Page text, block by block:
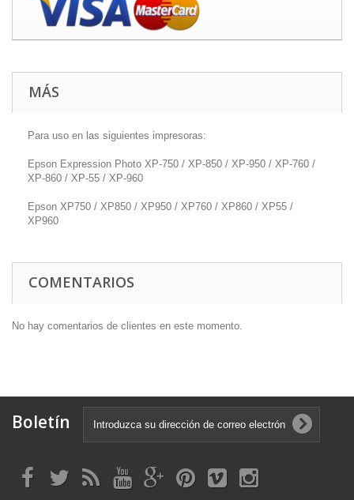
MÁS
Para uso en las siguientes impresoras:
Epson Expression Photo XP-750 / XP-850 / XP-950 / XP-760 /
XP-860 / XP-55 / XP-960
Epson XP750 / XP850 / XP950 / XP760 / XP860 / XP55 /
XP960
COMENTARIOS
No hay comentarios de clientes en este momento.
Boletín